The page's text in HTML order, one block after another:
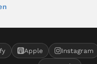
Apple Instagram